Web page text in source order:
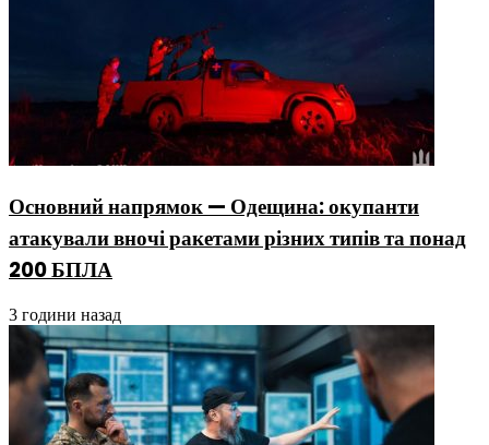
Основний напрямок — Одещина: окупанти
атакували вночі ракетами різних типів та понад
200 БПЛА
3 години назад